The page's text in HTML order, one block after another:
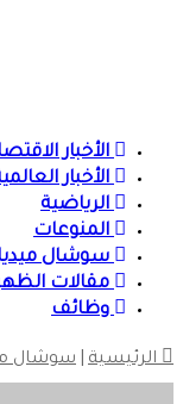
الأخبار
الأخبار
الرياضية
المنوعات
سوشال
مقالات
وظائف
الرئيسية سوشال